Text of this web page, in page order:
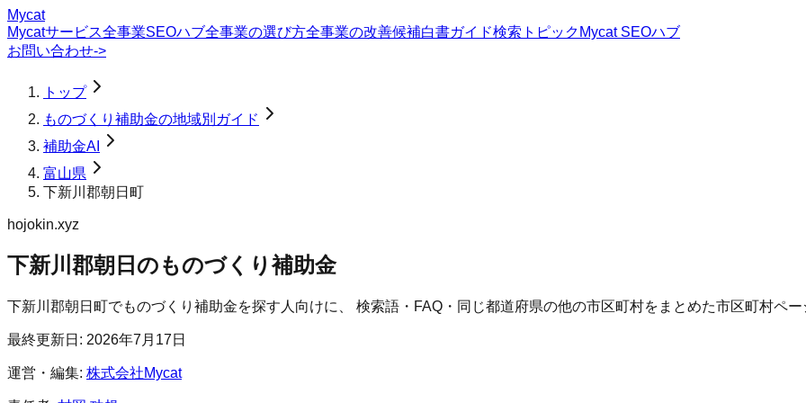
Mycat
Mycatサービス全事業SEOハブ全事業の選び方全事業の改善候補白書ガイド検索トピック Mycat SEOハブ
お問い合わせ->
トップ
ものづくり補助金の地域別ガイド
補助金AI
富山県
下新川郡朝日町
hojokin.xyz
下新川郡朝日のものづくり補助金
下新川郡朝日町でものづくり補助金を探す人向けに、 検索語・FAQ・同じ都道府県の他の市区町村をまとめた市区町村ペ
最終更新日: 2026年7月17日
運営・編集: 株式会社Mycat